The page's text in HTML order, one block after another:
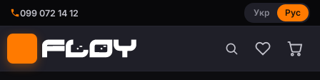
099 072 14 12 Укр Рус